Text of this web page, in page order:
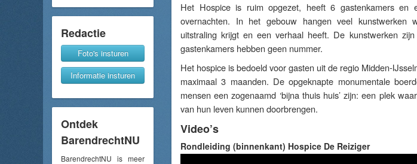
Redactie
Foto's insturen
Informatie insturen
Ontdek
BarendrechtNU
BarendrechtNU is meer
Het Hospice is ruim opgezet, heeft 6 gastenkamers
overnachten. In het gebouw hangen veel kunstwerken
uitstraling krijgt en een verhaal heeft. De kunstwerken
gastenkamers hebben geen nummer.
Het hospice is bedoeld voor gasten uit de regio Midden-
maximaal 3 maanden. De opgeknapte monumentale
mensen een zogenaamd ‘bijna thuis huis’ zijn: een plek
van hun leven kunnen doorbrengen.
Video’s
Rondleiding (binnenkant) Hospice De Reiziger